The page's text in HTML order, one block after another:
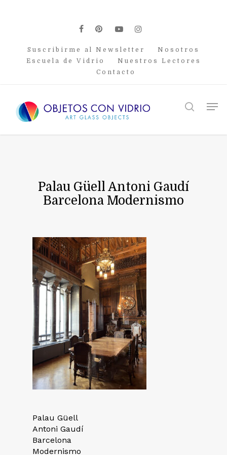
facebook
pinterest
youtubeinstagram
Suscribirme al Newsletter
Nosotros
Escuela de Vidrio
Nuestros Lectores
Contacto
search
Palau Güell Antoni Gaudí
Barcelona Modernismo
Palau Güell
Antoni Gaudí
Barcelona
Modernismo